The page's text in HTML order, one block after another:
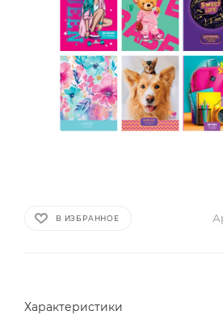
В ИЗБРАННОЕ
Характеристики